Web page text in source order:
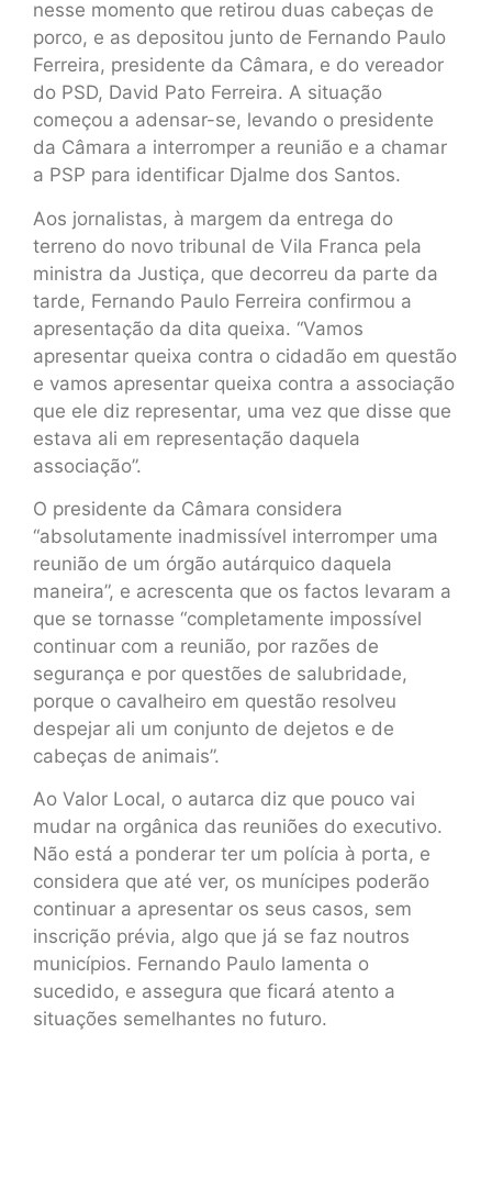
nesse momento que retirou duas cabeças de
porco, e as depositou junto de Fernando Paulo
Ferreira, presidente da Câmara, e do vereador
do PSD, David Pato Ferreira. A situação
começou a adensar-se, levando o presidente
da Câmara a interromper a reunião e a chamar
a PSP para identificar Djalme dos Santos.
Aos jornalistas, à margem da entrega do
terreno do novo tribunal de Vila Franca pela
ministra da Justiça, que decorreu da parte da
tarde, Fernando Paulo Ferreira confirmou a
apresentação da dita queixa. “Vamos
apresentar queixa contra o cidadão em questão
e vamos apresentar queixa contra a associação
que ele diz representar, uma vez que disse que
estava ali em representação daquela
associação”.
O presidente da Câmara considera
“absolutamente inadmissível interromper uma
reunião de um órgão autárquico daquela
maneira”, e acrescenta que os factos levaram a
que se tornasse “completamente impossível
continuar com a reunião, por razões de
segurança e por questões de salubridade,
porque o cavalheiro em questão resolveu
despejar ali um conjunto de dejetos e de
cabeças de animais”.
Ao Valor Local, o autarca diz que pouco vai
mudar na orgânica das reuniões do executivo.
Não está a ponderar ter um polícia à porta, e
considera que até ver, os munícipes poderão
continuar a apresentar os seus casos, sem
inscrição prévia, algo que já se faz noutros
municípios. Fernando Paulo lamenta o
sucedido, e assegura que ficará atento a
situações semelhantes no futuro.